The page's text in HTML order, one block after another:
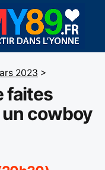
2023 >
faites
cowboy